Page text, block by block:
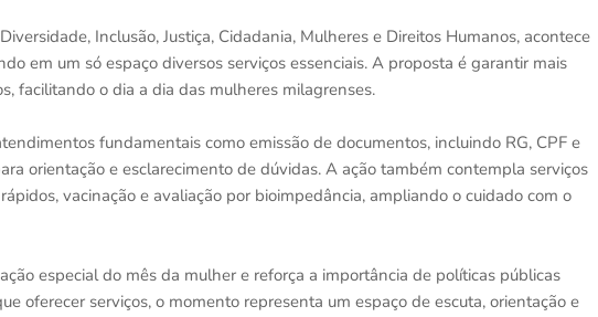
Inclusão, Justiça, Cidadania, Mulheres e Direitos Humanos, acontece
em um só espaço diversos serviços essenciais. A proposta é garantir mais
facilitando o dia a dia das mulheres milagrenses.
fundamentais como emissão de documentos, incluindo RG, CPF e
orientação e esclarecimento de dúvidas. A ação também contempla serviços
vacinação e avaliação por bioimpedância, ampliando o cuidado com o
especial do mês da mulher e reforça a importância de políticas públicas
oferecer serviços, o momento representa um espaço de escuta, orientação e